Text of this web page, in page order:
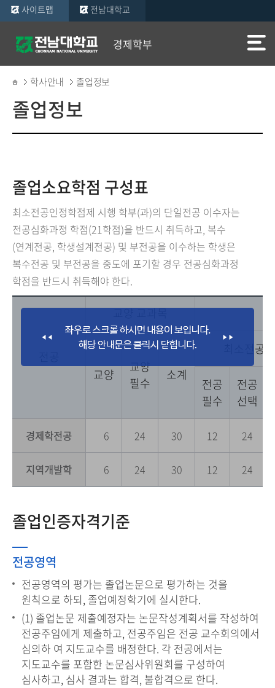
사이트맵 전남대학교
경제학부
학사안내 졸업정보
졸업정보
졸업소요학점 구성표
최소전공인정학점제 시행 학부(과)의 단일전공 이수자는
전공심화과정 학점(21학점)을 반드시 취득하고, 복수
(연계전공, 학생설계전공) 및 부전공을 이수하는 학생은
복수전공 및 부전공을 중도에 포기할 경우 전공심화과정
학점을 반드시 취득해야 한다.
교양 교과목
교양
교양
필수
소계
최소전공
전공
필수
전공
선택
경제학전공 6 24 30 12 24
지역개발학 6 24 30 12 24
졸업인증자격기준
전공영역
전공영역의 평가는 졸업논문으로 평가하는 것을
원칙으로 하되, 졸업예정학기에 실시한다.
(1) 졸업논문 제출예정자는 논문작성계획서를 작성하여
전공주임에게 제출하고, 전공주임은 전공 교수회의에서
심의하 여 지도교수를 배정한다. 각 전공에서는
지도교수를 포함한 논문심사위원회를 구성하여
심사하고, 심사 결과는 합격, 불합격으로 한다.